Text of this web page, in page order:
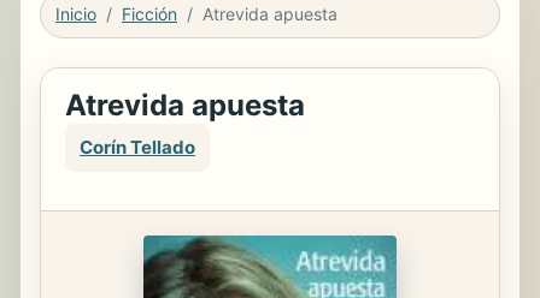
Inicio Ficción Atrevida apuesta
Atrevida apuesta
Corín Tellado